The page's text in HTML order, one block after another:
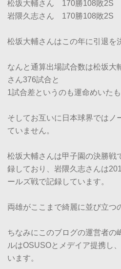
松坂大輔さん 170勝108敗2S
岩隈久志さん 170勝108敗2S
松坂大輔さんはこの年に引退を
なんと通算出場試合数は松坂大
さん376試合と
1試合差というのも運命めいたも
そしてお互いに日本球界ではノ
ていません。
松坂大輔さんは甲子園の決勝戦
録しており、岩隈久志さんは
ールズ戦で記録しています。
両雄がここまで綺麗に並び立つ
ちなみにこのブログの運営者の
ルはOSUSOとメデイア提携し
います。